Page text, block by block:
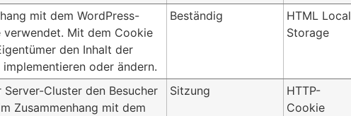
mit dem WordPress-
verwendet. Mit dem Cookie
den Inhalt der
oder ändern.
Beständig
HTML Local
Storage
Cluster den Besucher
Zusammenhang mit dem
Sitzung
HTTP-
Cookie